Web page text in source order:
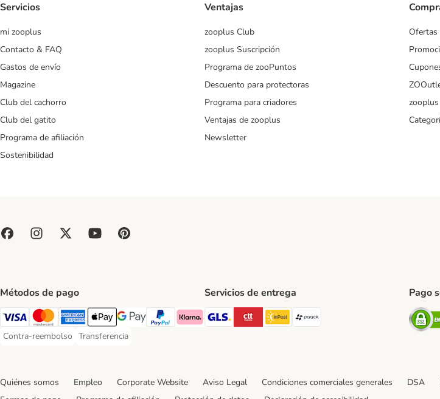
Servicios
mi zooplus
Contacto & FAQ
Gastos de envío
Magazine
Club del cachorro
Club del gatito
Programa de afiliación
Sostenibilidad
Ventajas
zooplus Club
zooplus Suscripción
Programa de zooPuntos
Descuento para protectoras
Programa para criadores
Ventajas de zooplus
Newsletter
Ofertas
Métodos de pago
Visa Payment Method
Mastercard Payment Method
American Express Payment Method
Apple Pay Payment Method
Google Pay Payment Method
PayPal Payment Method
Klarna Payment Method
Contra-reembolso
Contra-reembolso Payment Method
Transferencia
Transferencia Payment Method
Servicios de entrega
GLS Shipping Method
CTTExpress Shipping Method
InPost Shipping Method
paack Shipping Method
Pago
Quiénes somos Empleo Corporate Website Aviso Legal Condiciones comerciales generales DSA